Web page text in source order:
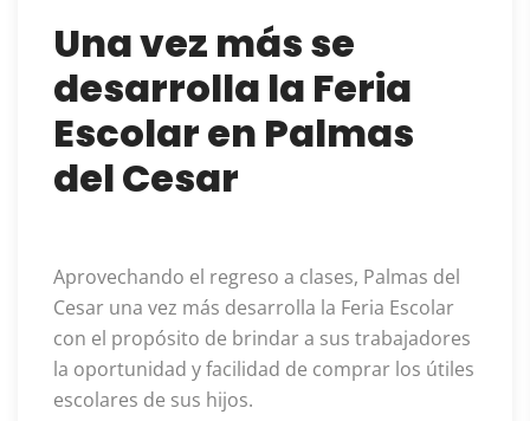
Una vez más se
desarrolla la Feria
Escolar en Palmas
del Cesar
Aprovechando el regreso a clases, Palmas del
Cesar una vez más desarrolla la Feria Escolar
con el propósito de brindar a sus trabajadores
la oportunidad y facilidad de comprar los útiles
escolares de sus hijos.